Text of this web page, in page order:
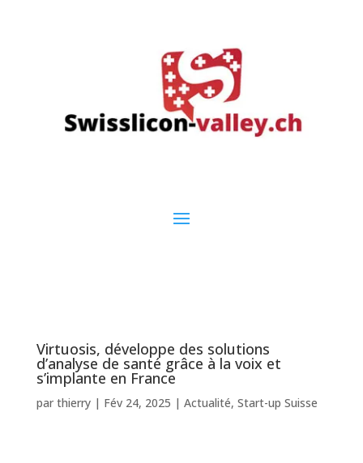
Virtuosis, développe des solutions
d’analyse de santé grâce à la voix et
s’implante en France
par thierry| Fév 24, 2025 | Actualité, Start-up Suisse